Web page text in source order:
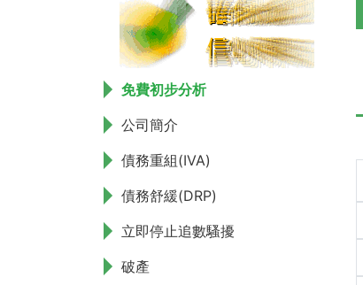
免費初步分析
公司簡介
債務重組(IVA)
債務舒緩(DRP)
立即停止追數騷擾
破產